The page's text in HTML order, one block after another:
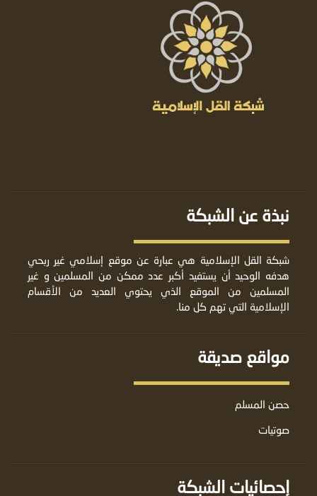
نبذة عن الشبكة
شبكة القل الإسلامية هي عبارة عن موقع إسلامي غير ربحي
هدفه الوحيد أن يستفيد أكبر عدد ممكن من المسلمين و غير
المسلمين من الموقع الذي يحتوي العديد من الأقسام
الإسلامية التي تهم كل منا.
مواقع صديقة
حصن المسلم
صوتيات
إحصائيات الشبكة